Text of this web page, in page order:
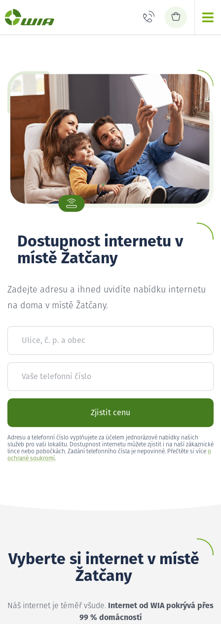
Dostupnost internetu v
místě Žatčany
Zadejte adresu a ihned uvidíte nabídku internetu
na doma v místě Žatčany.
Ulice, č. p. a obec
Vaše telefonní číslo
Zjistit cenu
Adresu a telefonní číslo vyplňujete za účelem jednorázové nabídky našich
služeb pro vaši lokalitu. Dostupnost internetu můžete zjistit i na naší zákaznické
lince nebo pobočkách. Zadání telefonního čísla je nepovinné. Přečtěte si více o
ochraně soukromí.
Vyberte si internet v místě
Žatčany
Náš internet je téměř všude. Internet od WIA pokrývá přes
99 % domácností